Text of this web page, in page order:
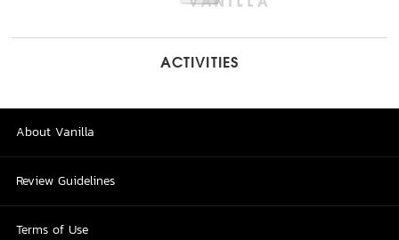
ACTIVITIES
About Vanilla
Review Guidelines
Terms of Use